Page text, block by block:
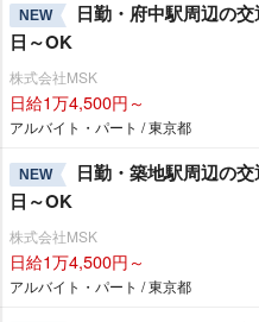
NEW
日勤・府中駅周辺の
日～OK
株式会社MSK
日給1万4,500円～
アルバイト・パート / 東京都
NEW
日勤・築地駅周辺の
日～OK
株式会社MSK
日給1万4,500円～
アルバイト・パート / 東京都